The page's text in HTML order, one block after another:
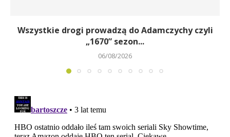
Wszystkie drogi prowadzą do Adamczychy czyli
„1670” sezon...
06/08/2026